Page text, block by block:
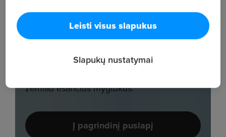
Leisti visus slapukus
Slapukų nustatymai